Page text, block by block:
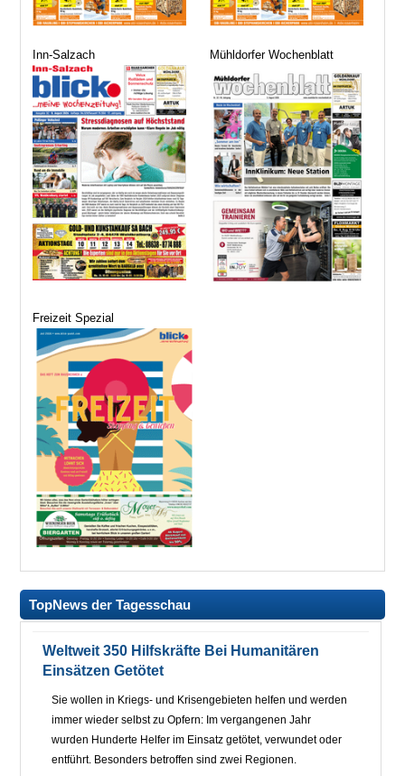
Inn-Salzach Mühldorfer Wochenblatt
Freizeit Spezial
TopNews der Tagesschau
Weltweit 350 Hilfskräfte Bei Humanitären
Einsätzen Getötet
Sie wollen in Kriegs- und Krisengebieten helfen und werden
immer wieder selbst zu Opfern: Im vergangenen Jahr
wurden Hunderte Helfer im Einsatz getötet, verwundet oder
entführt. Besonders betroffen sind zwei Regionen.